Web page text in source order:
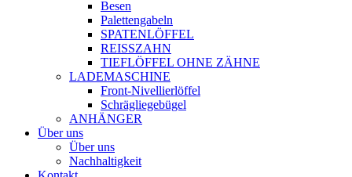
Besen
Palettengabeln
SPATENLÖFFEL
REISSZAHN
TIEFLÖFFEL OHNE ZÄHNE
LADEMASCHINE
Front-Nivellierlöffel
Schrägliegebügel
ANHÄNGER
Über uns
Über uns
Nachhaltigkeit